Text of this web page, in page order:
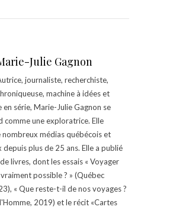
Julie Gagnon
journaliste, recherchiste,
machine à idées et
en série, Marie-Julie Gagnon se
comme une exploratrice. Elle
médias québécois et
plus de 25 ans. Elle a publié
livres, dont les essais « Voyager
possible ? » (Québec
« Que reste-t-il de nos voyages ?
2019) et le récit «Cartes